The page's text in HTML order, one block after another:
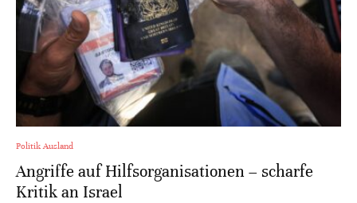
Politik Ausland
Angriffe auf Hilfsorganisationen – scharfe
Kritik an Israel